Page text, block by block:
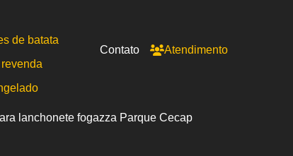
de batata
Contato Atendimento
lanchonete fogazza Parque Cecap